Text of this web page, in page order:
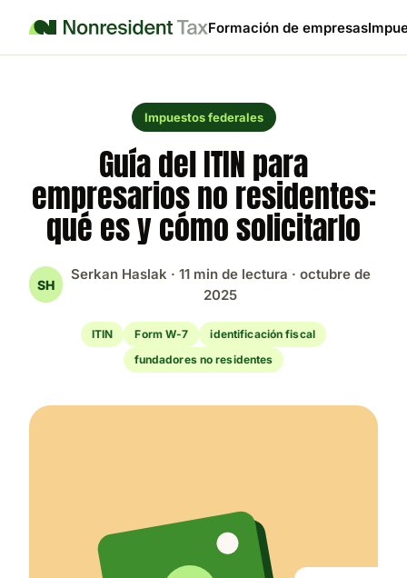
Formación de empresas
Impuestos federales
Guía del ITIN para
empresarios no residentes:
qué es y cómo solicitarlo
SH
Serkan Haslak · 11 min de lectura · octubre de
2025
ITIN Form W-7
identificación fiscal
fundadores no residentes